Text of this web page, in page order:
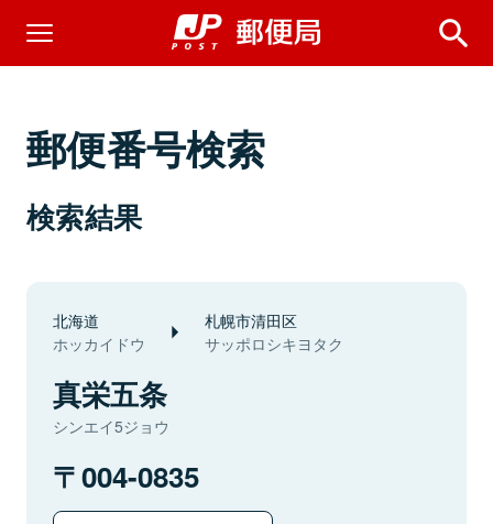
郵便番号検索
検索結果
北海道
ホッカイドウ
札幌市清田区
サッポロシキヨタク
真栄五条
シンエイ5ジョウ
004-0835